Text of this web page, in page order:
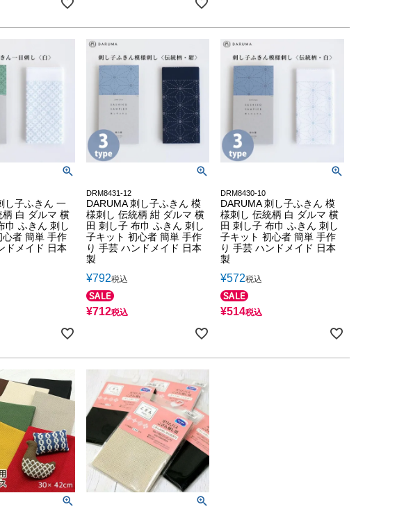
し子ふきん 一
柄 白 ダルマ 横
巾 ふきん 刺し
心者 簡単 手作
ドメイド 日本
DRM8431-12
DARUMA 刺し子ふきん 模
様刺し 伝統柄 紺 ダルマ 横
田 刺し子 布巾 ふきん 刺し
子キット 初心者 簡単 手作
り 手芸 ハンドメイド 日本
製
¥792税込
¥712税込
DRM8430-10
DARUMA 刺し子ふきん 模
様刺し 伝統柄 白 ダルマ 横
田 刺し子 布巾 ふきん 刺し
子キット 初心者 簡単 手作
り 手芸 ハンドメイド 日本
製
¥572税込
¥514税込